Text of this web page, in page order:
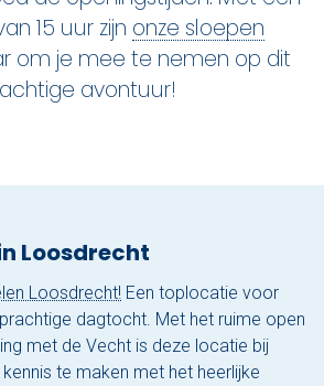
15 uur zijn onze sloepen
om je mee te nemen op dit
avontuur!
Loosdrecht
Loosdrecht! Een toplocatie voor
dagtocht. Met het ruime open
met de Vecht is deze locatie bij
te maken met het heerlijke